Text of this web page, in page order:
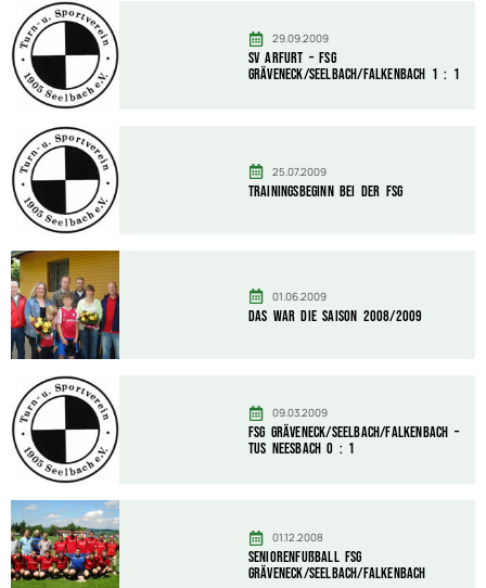
29.09.2009
SV Arfurt – FSG
Gräveneck/Seelbach/Falkenbach 1 : 1
25.07.2009
Trainingsbeginn bei der FSG
01.06.2009
Das war die Saison 2008/2009
09.03.2009
FSG Gräveneck/Seelbach/Falkenbach –
TuS Neesbach 0 : 1
01.12.2008
Seniorenfußball FSG
Gräveneck/Seelbach/Falkenbach